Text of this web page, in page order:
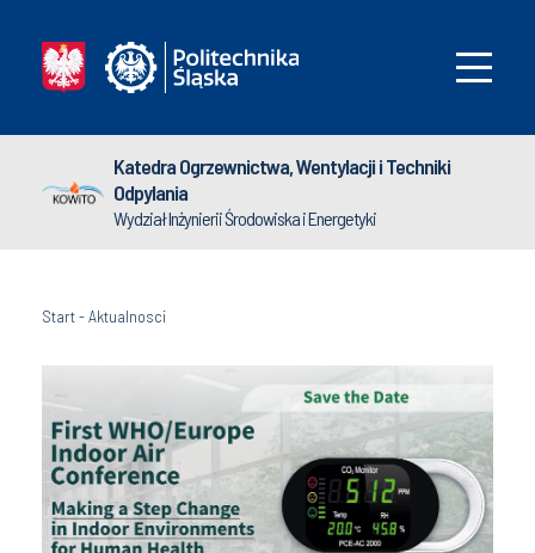
Katedra Ogrzewnictwa, Wentylacji i Techniki
Odpylania
Wydział Inżynierii Środowiska i Energetyki
Start-Aktualnosci